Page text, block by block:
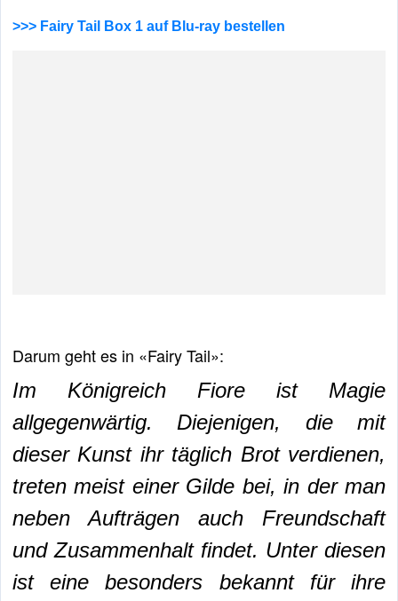
>>> Fairy Tail Box 1 auf Blu-ray bestellen
Darum geht es in «Fairy Tail»:
Im Königreich Fiore ist Magie
allgegenwärtig. Diejenigen, die mit
dieser Kunst ihr täglich Brot verdienen,
treten meist einer Gilde bei, in der man
neben Aufträgen auch Freundschaft
und Zusammenhalt findet. Unter diesen
ist eine besonders bekannt für ihre